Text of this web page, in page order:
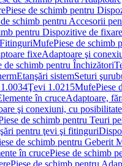
Piese de schimb pentru
de schimb pentru Accesorii
pentru Dispozitive de
MufePiese de schimb
fixeAdaptoare şi
de schimb pentru Închizători
Etanşări sistemSeturi
Ţevi 1.0215MufePiese
în cruceAdaptoare,
şi conexiuni, cu
de schimb pentru Teuri
pentru ţevi şi fitinguri
de schimb pentru Geberit
în crucePiese de schimb
Piese de schimb pentru